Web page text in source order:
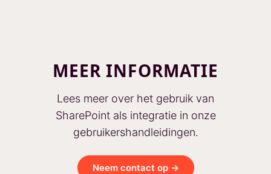
MEER INFORMATIE
Lees meer over het gebruik van
SharePoint als integratie in onze
gebruikershandleidingen.
Neem contact op →